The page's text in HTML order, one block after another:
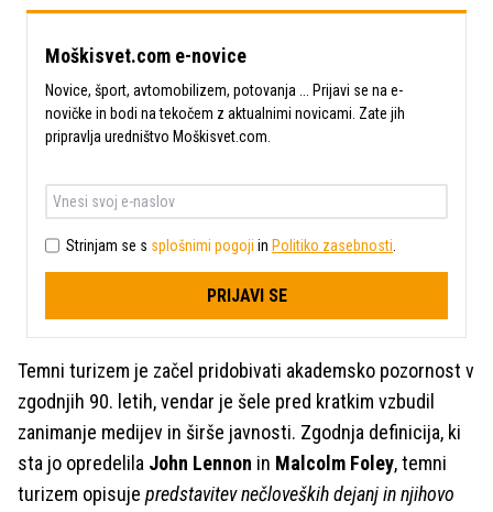
Moškisvet.com e-novice
Novice, šport, avtomobilizem, potovanja ... Prijavi se na e-
novičke in bodi na tekočem z aktualnimi novicami. Zate jih
pripravlja uredništvo Moškisvet.com.
Strinjam se s splošnimi pogoji in Politiko zasebnosti
PRIJAVI SE
Temni turizem je začel pridobivati akademsko pozornost v
zgodnjih 90. letih, vendar je šele pred kratkim vzbudil
zanimanje medijev in širše javnosti. Zgodnja definicija, ki
sta jo opredelila John Lennon in Malcolm Foley, temni
turizem opisuje predstavitev nečloveških dejanj in njihovo